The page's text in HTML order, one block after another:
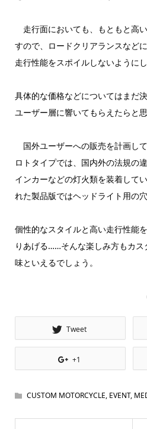
走行面においても、もともと高
すので、ロードクリアランスなど
走行性能をスポイルしないようにし
具体的な価格などについてはまだ
ユーザー層に響いてもらえたらと思
国外ユーザーへの販売を計画し
ロトタイプでは、国内外の法規の
インカーなどの灯火類を装着して
れた製品版ではヘッドライト用の
個性的なスタイルと高い走行性能
りあげる……そんな楽しみ方もカ
味といえるでしょう。
Tweet
+1
CUSTOM MOTORCYCLE, EVENT,